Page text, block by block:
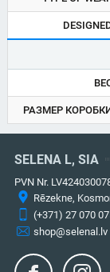
РАЗМЕР
SELENA L, SIA
PVN Nr.
Rēzekne,
(+371) 27 070
shop@selenal.lv